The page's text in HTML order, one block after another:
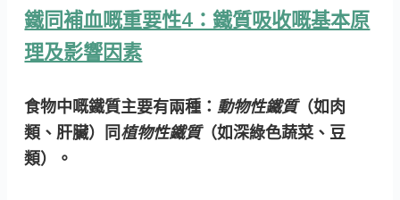
鐵同補血嘅重要性4：鐵質吸收嘅基本原
理及影響因素
食物中嘅鐵質主要有兩種：動物性鐵質（如肉
類、肝臟）同植物性鐵質（如深綠色蔬菜、豆
類）。